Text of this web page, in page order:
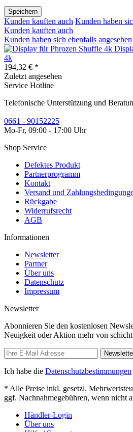
Speichern
Kunden kauften auch Kunden haben
Kunden kauften auch
Kunden haben sich ebenfalls angesehen
4k
194,32 € *
Zuletzt angesehen
Service Hotline
Telefonische Unterstützung und
0661 - 90152225
Mo-Fr, 09:00 - 17:00 Uhr
Shop Service
Defektes Produkt
Partnerprogramm
Kontakt
Versand und
Rückgabe
Widerrufsrecht
AGB
Informationen
Newsletter
Partner
Über uns
Datenschutz
Impressum
Newsletter
Abonnieren Sie den kostenlosen
Neuigkeit oder Aktion mehr von
Ich habe die Datenschutzbestimmungen
* Alle Preise inkl. gesetzl.
ggf. Nachnahmegebühren, wenn nicht
Händler-Login
Über uns